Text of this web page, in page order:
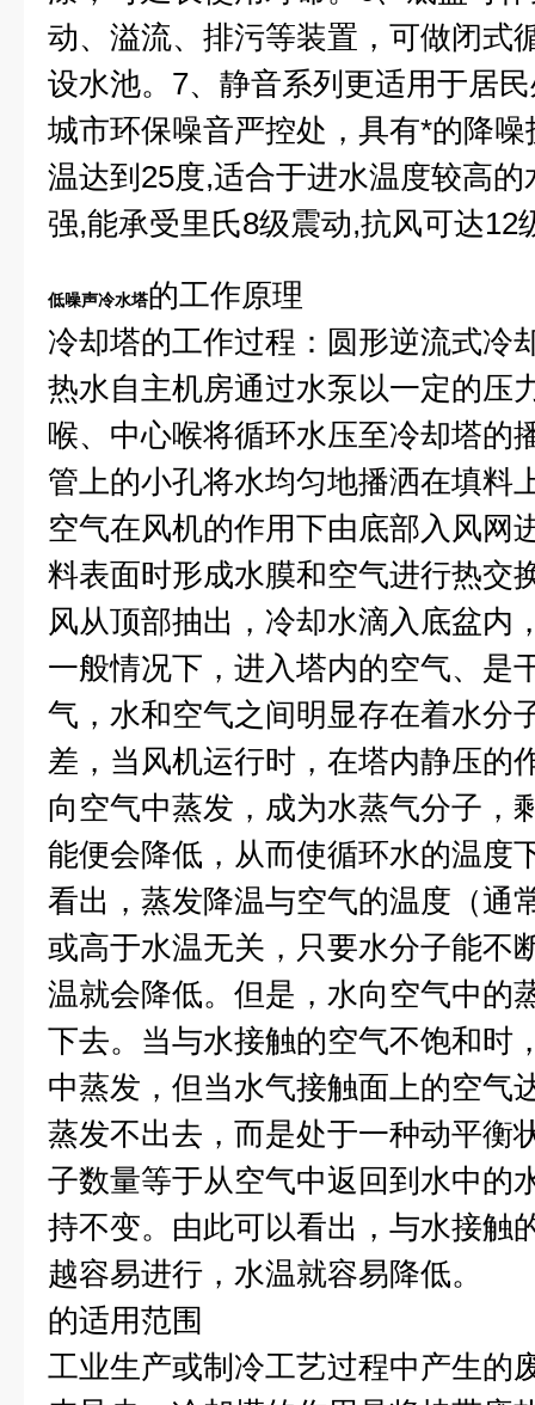
动、溢流、排污等装置，可做闭式
设水池。 7、静音系列更适用于居
城市环保噪音严控处，具有*的降噪
温达到 25度,适合于进水温度较高的
强,能承受里氏8级震动,抗风可达12
低噪声冷水塔的工作原理
冷却塔的工作过程：圆形逆流式冷
热水自主机房通过水泵以一定的压
喉、中心喉将循环水压至冷却塔的
管上的小孔将水均匀地播洒在填料
空气在风机的作用下由底部入风网
料表面时形成水膜和空气进行热交
风从顶部抽出，冷却水滴入底盆内
一般情况下，进入塔内的空气、是
气，水和空气之间明显存在着水分
差，当风机运行时，在塔内静压的
向空气中蒸发，成为水蒸气分子，
能便会降低，从而使循环水的温度
看出，蒸发降温与空气的温度（通
或高于水温无关，只要水分子能不
温就会降低。但是，水向空气中的
下去。当与水接触的空气不饱和时
中蒸发，但当水气接触面上的空气
蒸发不出去，而是处于一种动平衡
子数量等于从空气中返回到水中的
持不变。由此可以看出，与水接触
越容易进行，水温就容易降低。
的适用范围
工业生产或制冷工艺过程中产生的